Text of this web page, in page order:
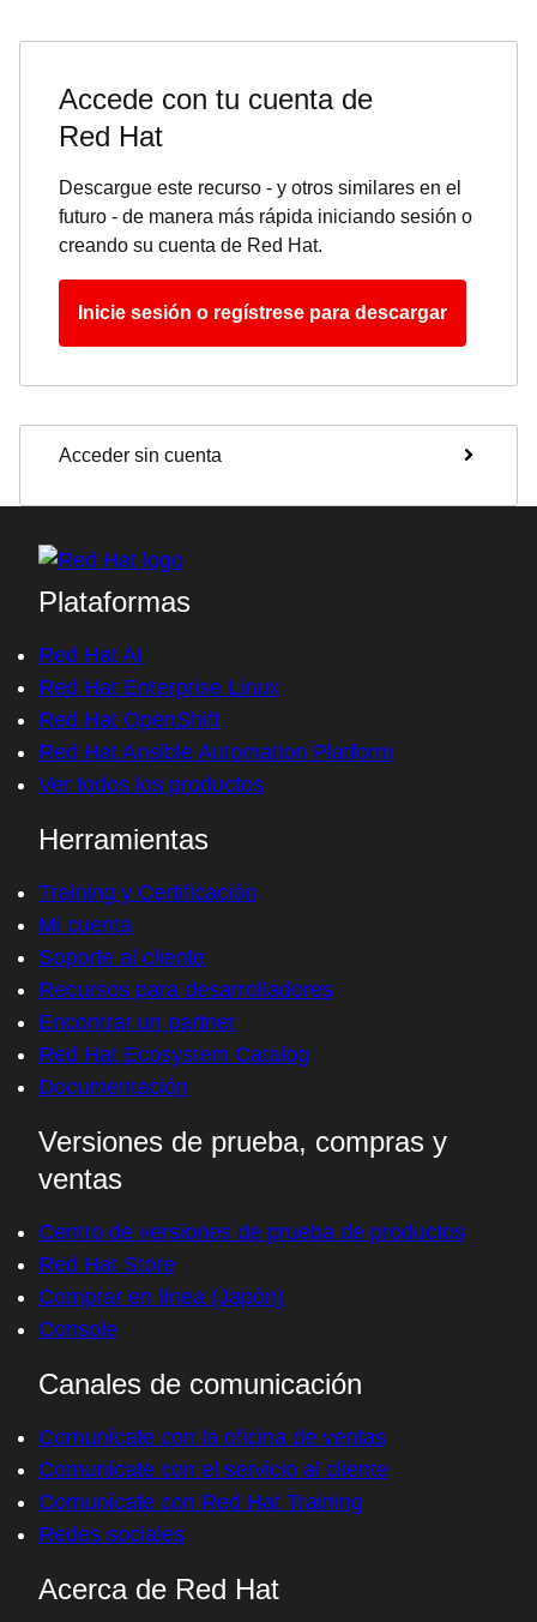
Accede con tu cuenta de
Red Hat
Descargue este recurso - y otros similares en el
futuro - de manera más rápida iniciando sesión o
creando su cuenta de Red Hat.
Inicie sesión o regístrese para descargar
Acceder sin cuenta
Plataformas
Red Hat AI
Red Hat Enterprise Linux
Red Hat OpenShift
Red Hat Ansible Automation Platform
Ver todos los productos
Herramientas
Training y Certificación
Mi cuenta
Soporte al cliente
Recursos para desarrolladores
Encontrar un partner
Red Hat Ecosystem Catalog
Documentación
Versiones de prueba, compras y
ventas
Centro de versiones de prueba de productos
Red Hat Store
Comprar en línea (Japón)
Console
Canales de comunicación
Comunícate con la oficina de ventas
Comunícate con el servicio al cliente
Comunícate con Red Hat Training
Redes sociales
Acerca de Red Hat